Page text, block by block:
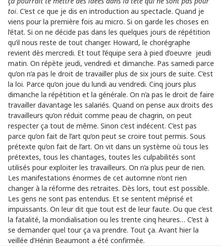
toi. C’est ce que je dis en introduction au spectacle. Quand je
viens pour la première fois au micro. Si on garde les choses en
l’état. Si on ne décide pas dans les quelques jours de répétition
qu’il nous reste de tout changer. Howard, le chorégraphe
revient dès mercredi. Et tout l’équipe sera à pied d’oeuvre jeudi
matin. On répète jeudi, vendredi et dimanche. Pas samedi parce
qu’on n’a pas le droit de travailler plus de six jours de suite. C’est
la loi. Parce qu’on joue du lundi au vendredi. Cinq jours plus
dimanche la répétition et la générale. On n’a pas le droit de faire
travailler davantage les salariés. Quand on pense aux droits des
travailleurs qu’on réduit comme peau de chagrin, on peut
respecter ça tout de même. Sinon c’est indécent. C’est pas
parce qu’on fait de l’art qu’on peut se croire tout permis. Sous
prétexte qu’on fait de l’art. On vit dans un système où tous les
prétextes, tous les chantages, toutes les culpabilités sont
utilisés pour exploiter les travailleurs. On n’a plus peur de rien.
Les manifestations énormes de cet automne n’ont rien
changer à la réforme des retraites. Dès lors, tout est possible.
Les gens ne sont pas entendus. Et se sentent méprisé et
impuissants. On leur dit que tout est de leur faute. Ou que c’est
la fatalité, la mondialisation ou les trente cinq heures… C’est à
se demander quel tour ça va prendre. Tout ça. Avant hier la
veillée d’Hénin Beaumont a été confirmée.